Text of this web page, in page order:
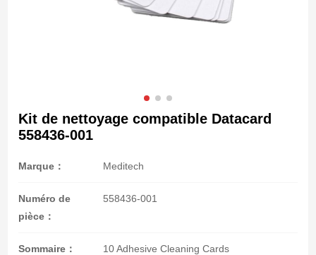
Kit de nettoyage compatible Datacard
558436-001
Marque： Meditech
Numéro de
pièce：
558436-001
Sommaire： 10 Adhesive Cleaning Cards